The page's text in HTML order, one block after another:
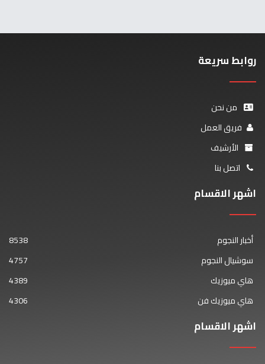
روابط سريعة
من نحن
فريق العمل
الأرشيف
اتصل بنا
اشهر الاقسام
أخبار النجوم
8538
سوشيال النجوم
4757
هاي ميوزيك
4389
هاي ميوزيك فن
4306
اشهر الاقسام